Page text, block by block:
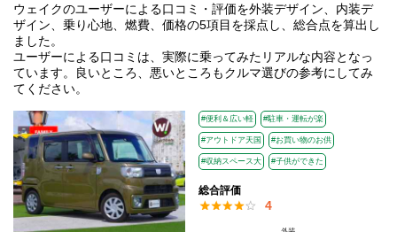
ウェイクのユーザーによる口コミ・評価を外装デザイン、内装デ
ザイン、乗り心地、燃費、価格の5項目を採点し、総合点を算出し
ました。
ユーザーによる口コミは、実際に乗ってみたリアルな内容となっ
ています。良いところ、悪いところもクルマ選びの参考にしてみ
てください。
#便利＆広い軽 #駐車・運転が楽
#アウトドア天国 #お買い物のお供
#収納スペース大 #子供ができた
総合評価
4